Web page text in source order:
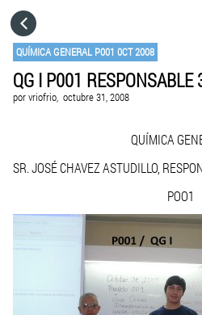
QUÍMICA GENERAL P001 0CT 2008
QG I P001
porvriofrio, octubre 31, 2008
QUÍMICA
SR. JOSÉ CHAVEZ ASTUDILLO,
POO1
IR A
VISITA